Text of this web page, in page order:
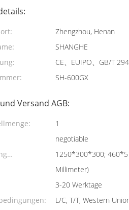
Zhengzhou, Henan
SHANGHE
CE、EUIPO、GB/T
SH-600GX
Versand AGB:
1
negotiable
1250*300*300;
Millimeter)
3-20 Werktage
L/C, T/T, Western